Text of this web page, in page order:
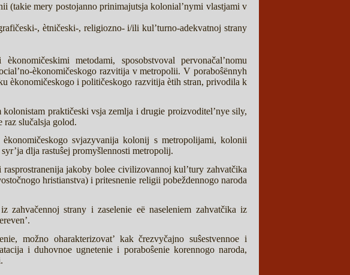
(takie mery postojanno prinimajutsja kolonial’nymi vlastjami v
, ètničeski-, religiozno- i/ili kul’turno-adekvatnoj strany
metodami, sposobstvoval pervonačal’nomu
èkonomičeskogo razvitija v metropolii. V poraboŝënnyh
èkonomičeskogo i političeskogo razvitija ètih stran, privodila k
praktičeski vsja zemlja i drugie proizvoditel’nye sily,
slučalsja golod.
svjazyvanija kolonij s metropolijami, kolonii
dlja rastuŝej promyšlennosti metropolij.
jakoby bolee civilizovannoj kul’tury zahvatčika
hristianstva) i pritesnenie religii pobeždennogo naroda
zahvačennoj strany i zaselenie eë naseleniem zahvatčika iz
možno oharakterizovat’ kak črezvyčajno suŝestvennoe i
i duhovnoe ugnetenie i poraboŝenie korennogo naroda,